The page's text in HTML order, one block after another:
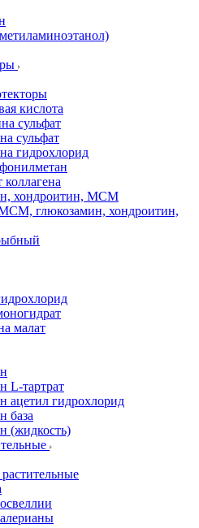
кислота
сульфат
сульфат
гидрохлорид
коллагена
хондроитин, МСМ
глюкозамин, хондроитин,
малат
L-тартрат
ацетил гидрохлорид
база
(жидкость)